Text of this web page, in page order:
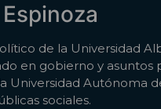
de la Universidad
en gobierno y asuntos
Universidad Autónoma
sociales.